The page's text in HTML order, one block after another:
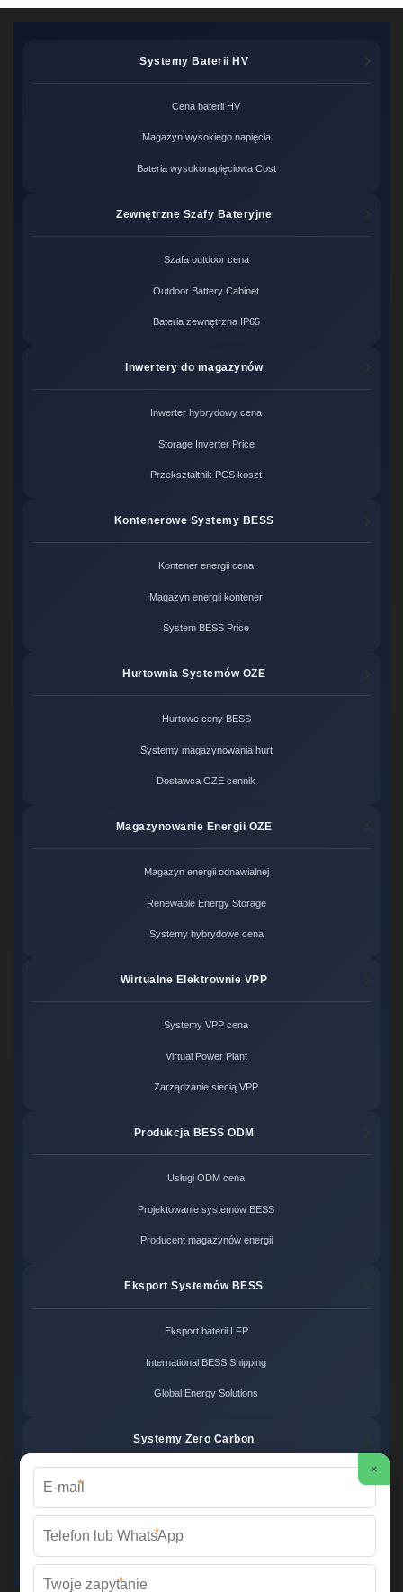
Systemy Baterii HV
Cena baterii HV
Magazyn wysokiego napięcia
Bateria wysokonapięciowa Cost
Zewnętrzne Szafy Bateryjne
Szafa outdoor cena
Outdoor Battery Cabinet
Bateria zewnętrzna IP65
Inwertery do magazynów
Inwerter hybrydowy cena
Storage Inverter Price
Przekształtnik PCS koszt
Kontenerowe Systemy BESS
Kontener energii cena
Magazyn energii kontener
System BESS Price
Hurtownia Systemów OZE
Hurtowe ceny BESS
Systemy magazynowania hurt
Dostawca OZE cennik
Magazynowanie Energii OZE
Magazyn energii odnawialnej
Renewable Energy Storage
Systemy hybrydowe cena
Wirtualne Elektrownie VPP
Systemy VPP cena
Virtual Power Plant
Zarządzanie siecią VPP
Produkcja BESS ODM
Usługi ODM cena
Projektowanie systemów BESS
Producent magazynów energii
Eksport Systemów BESS
Eksport baterii LFP
International BESS Shipping
Global Energy Solutions
Systemy Zero Carbon
Zero Carbon Energy
Ekologiczne rozwiązania OZE
×
*
*
*